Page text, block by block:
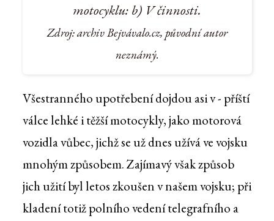
motocyklu: b) V činnosti.
Zdroj: archiv Bejvávalo.cz, původní autor
neznámý.
Všestranného upotřebení dojdou asi v - příští
válce lehké i těžší motocykly, jako motorová
vozidla vůbec, jichž se už dnes užívá ve vojsku
mnohým způsobem. Zajímavý však způsob
jich užití byl letos zkoušen v našem vojsku; při
kladení totiž polního vedení telegrafního a